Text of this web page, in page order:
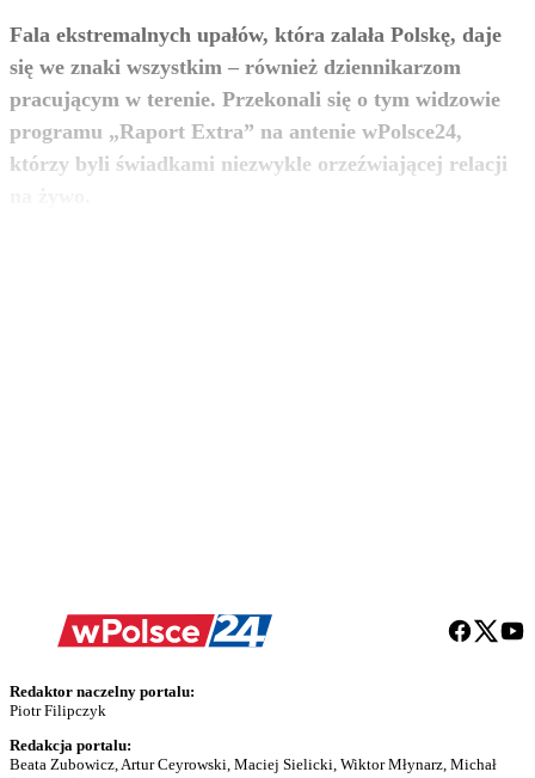
Fala ekstremalnych upałów, która zalała Polskę, daje
się we znaki wszystkim – również dziennikarzom
pracującym w terenie. Przekonali się o tym widzowie
programu „Raport Extra” na antenie wPolsce24,
którzy byli świadkami niezwykle orzeźwiającej relacji
zobacz więcej
Redaktor naczelny portalu:
Piotr Filipczyk
Redakcja portalu:
Beata Zubowicz, Artur Ceyrowski, Maciej Sielicki, Wiktor Młynarz, Michał